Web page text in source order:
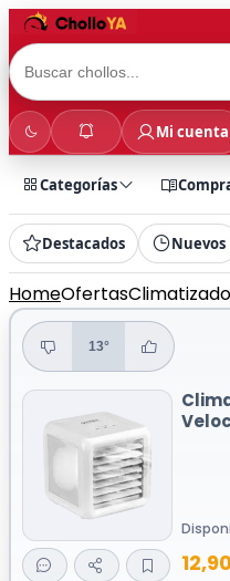
Mi cuenta
Categorías
Destacados Nuevos
HomeOfertas
13°